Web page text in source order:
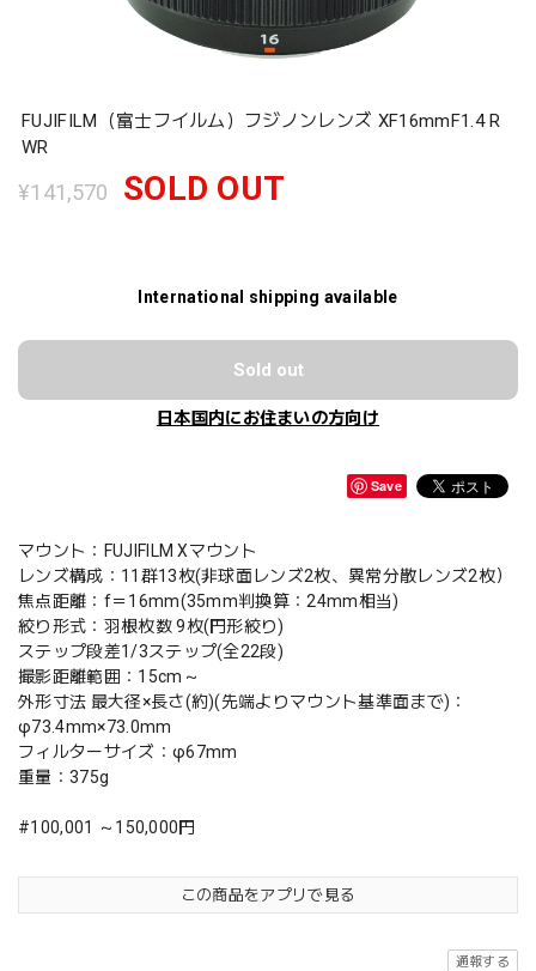
FUJIFILM（富士フイルム）フジノンレンズ XF16mmF1.4 R
WR
¥141,570 SOLD OUT
International shipping available
Sold out
日本国内にお住まいの方向け
Save
マウント：FUJIFILM Xマウント
レンズ構成：11群13枚(非球面レンズ2枚、異常分散レンズ2枚）
焦点距離：f＝16mm(35mm判換算：24mm相当)
絞り形式：羽根枚数 9枚(円形絞り)
ステップ段差1/3ステップ(全22段)
撮影距離範囲：15cm～
外形寸法 最大径×長さ(約)(先端よりマウント基準面まで)：
φ73.4mm×73.0mm
フィルターサイズ：φ67mm
重量：375g
#100,001 ～150,000円
この商品をアプリで見る
通報する